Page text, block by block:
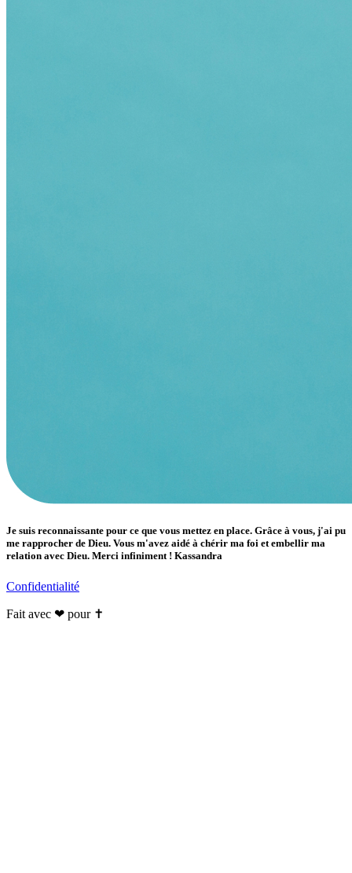
Je suis reconnaissante pour ce que vous mettez en place. Grâce à vous, j'ai pu
me rapprocher de Dieu. Vous m'avez aidé à chérir ma foi et embellir ma
relation avec Dieu. Merci infiniment ! Kassandra
Confidentialité
Fait avec ❤ pour ✝️️